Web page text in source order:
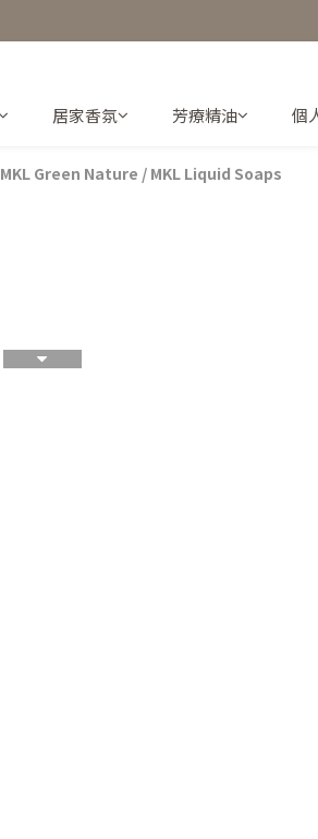
居家香氛 芳療精油 個
MKL Green Nature / MKL Liquid Soaps